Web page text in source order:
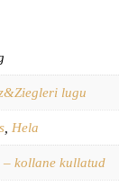
lugu
Hela
– kollane kullatud